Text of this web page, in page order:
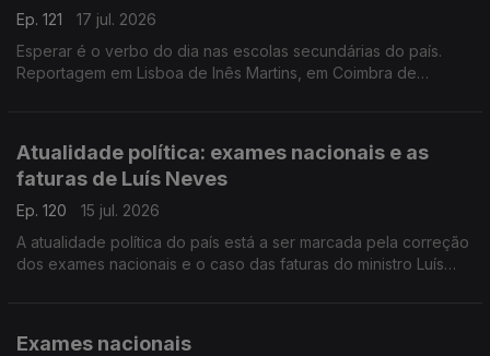
Ep. 121
17 jul. 2026
Esperar é o verbo do dia nas escolas secundárias do país.
Reportagem em Lisboa de Inês Martins, em Coimbra de
Atualidade política: exames nacionais e as
faturas de Luís Neves
Ep. 120
15 jul. 2026
A atualidade política do país está a ser marcada pela correção
dos exames nacionais e o caso das faturas do ministro Luís
Exames nacionais